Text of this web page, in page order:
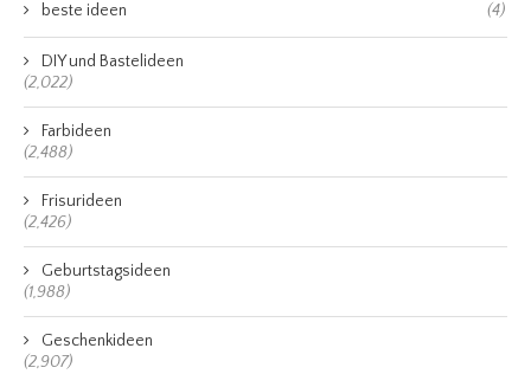
beste ideen (4)
DIY und Bastelideen
(2,022)
Farbideen
(2,488)
Frisurideen
(2,426)
Geburtstagsideen
(1,988)
Geschenkideen
(2,907)